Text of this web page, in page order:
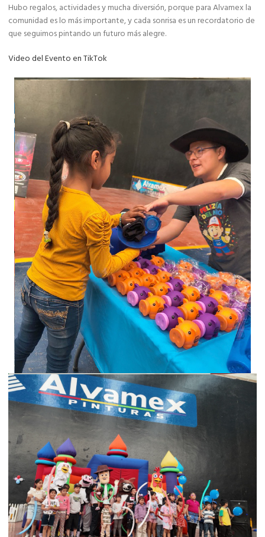
Hubo regalos, actividades y mucha diversión, porque para Alvamex la
comunidad es lo más importante, y cada sonrisa es un recordatorio de
que seguimos pintando un futuro más alegre.
Video del Evento en TikTok